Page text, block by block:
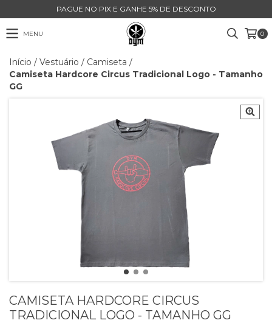
PAGUE NO PIX E GANHE 5% DE DESCONTO
MENU 0
Início / Vestuário / Camiseta /
Camiseta Hardcore Circus Tradicional Logo - Tamanho
GG
CAMISETA HARDCORE CIRCUS
TRADICIONAL LOGO - TAMANHO GG